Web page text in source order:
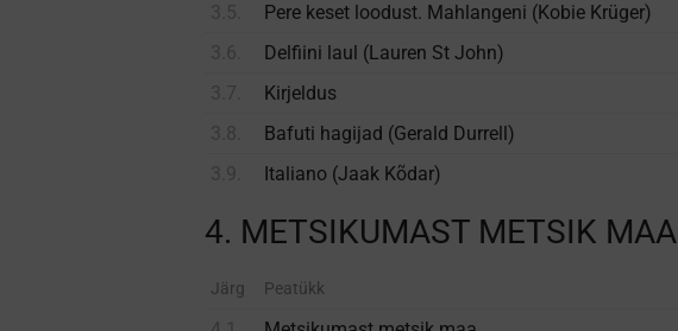
Pere keset loodust. Mahlangeni (Kobie Krüger)
Delfiini laul (Lauren St John)
Kirjeldus
Bafuti hagijad (Gerald Durrell)
Italiano (Jaak Kõdar)
4. METSIKUMAST METSIK MAA
Järg Peatükk